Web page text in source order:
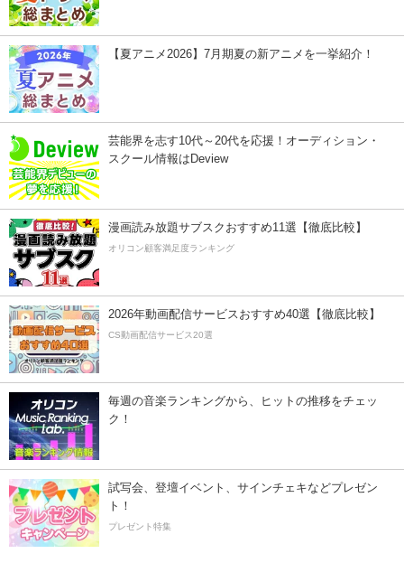
【夏アニメ2026】7月期夏の新アニメを一挙紹介！
芸能界を志す10代～20代を応援！オーディション・
スクール情報はDeview
漫画読み放題サブスクおすすめ11選【徹底比較】
オリコン顧客満足度ランキング
2026年動画配信サービスおすすめ40選【徹底比較】
CS動画配信サービス20選
毎週の音楽ランキングから、ヒットの推移をチェッ
ク！
試写会、登壇イベント、サインチェキなどプレゼン
ト！
プレゼント特集